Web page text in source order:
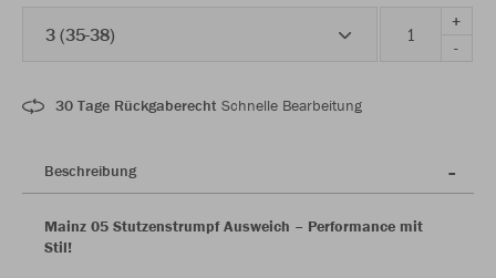
3 (35-38)
+
-
30 Tage Rückgaberecht Schnelle Bearbeitung
Beschreibung
Mainz 05 Stutzenstrumpf Ausweich – Performance mit
Stil!